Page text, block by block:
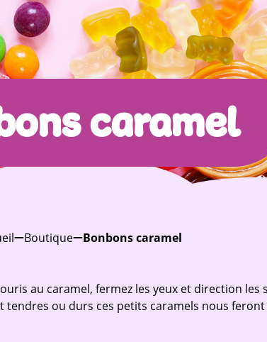
caramel
Boutique Bonbons caramel
au caramel, fermez les yeux et direction
tendres ou durs ces petits caramels nous